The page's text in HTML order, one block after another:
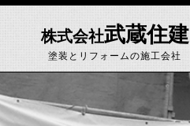
塗装とリフォームの施工会社
株式会社武蔵住建